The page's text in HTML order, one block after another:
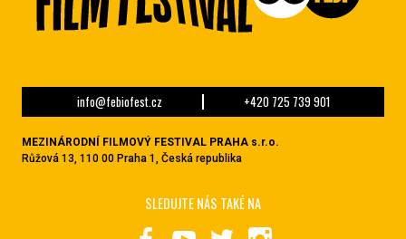
info@febiofest.cz +420 725 739 901
MEZINÁRODNÍ FILMOVÝ FESTIVAL PRAHA s.r.o.
Růžová 13, 110 00 Praha 1, Česká republika
SLEDUJTE NÁS TAKÉ NA